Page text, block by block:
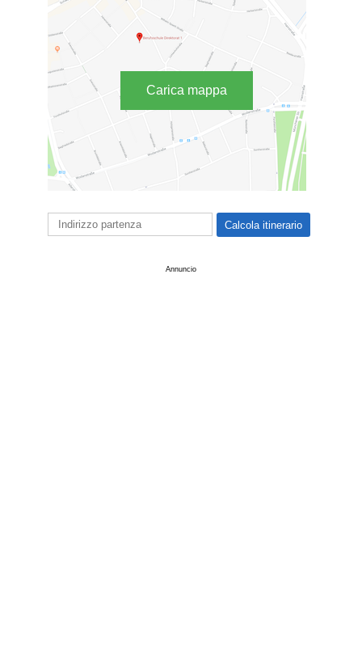
Carica mappa
Annuncio